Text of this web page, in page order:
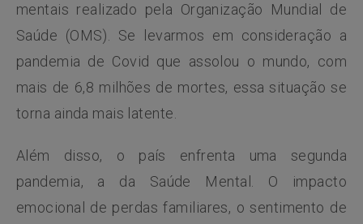
mentais realizado pela Organização Mundial de
Saúde (OMS). Se levarmos em consideração a
pandemia de Covid que assolou o mundo, com
mais de 6,8 milhões de mortes, essa situação se
torna ainda mais latente.
Além disso, o país enfrenta uma segunda
pandemia, a da Saúde Mental. O impacto
emocional de perdas familiares, o sentimento de